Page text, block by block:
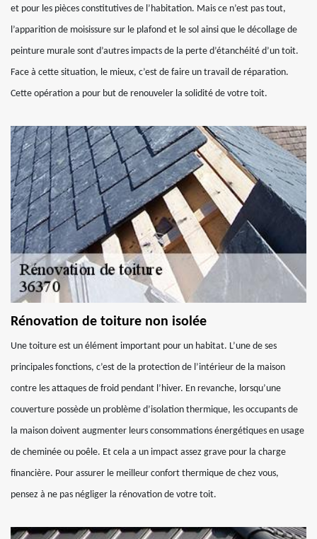
et pour les pièces constitutives de l’habitation. Mais ce n’est pas tout,
l’apparition de moisissure sur le plafond et le sol ainsi que le décollage de
peinture murale sont d’autres impacts de la perte d’étanchéité d’un toit.
Face à cette situation, le mieux, c’est de faire un travail de réparation.
Cette opération a pour but de renouveler la solidité de votre toit.
Rénovation de toiture non isolée
Une toiture est un élément important pour un habitat. L’une de ses
principales fonctions, c’est de la protection de l’intérieur de la maison
contre les attaques de froid pendant l’hiver. En revanche, lorsqu’une
couverture possède un problème d’isolation thermique, les occupants de
la maison doivent augmenter leurs consommations énergétiques en usage
de cheminée ou poêle. Et cela a un impact assez grave pour la charge
financière. Pour assurer le meilleur confort thermique de chez vous,
pensez à ne pas négliger la rénovation de votre toit.